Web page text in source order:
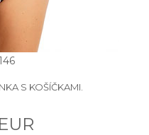
S KOŠÍČKAMI.